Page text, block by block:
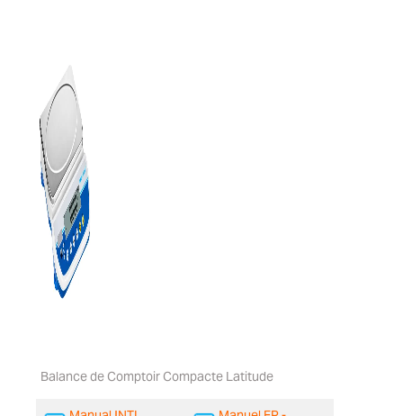
Balance de Comptoir Compacte Latitude